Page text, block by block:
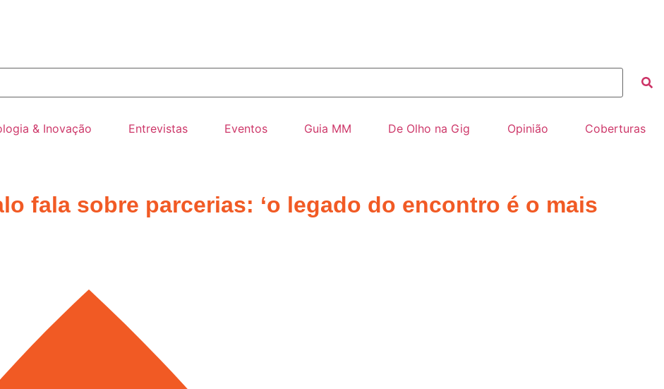
& Inovação Entrevistas Eventos Guia MM De Olho na Gig Opinião Coberturas
fala sobre parcerias: ‘o legado do encontro é o mais